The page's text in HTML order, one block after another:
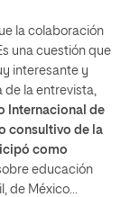
la colaboración
una cuestión que
interesante y
de la entrevista,
Internacional de
consultivo de la
como
educación
de México…